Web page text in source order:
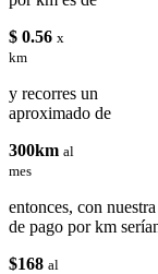
$ 0.56 x
km
y recorres un
aproximado de
300km al
mes
entonces, con
de pago por km
$168 al